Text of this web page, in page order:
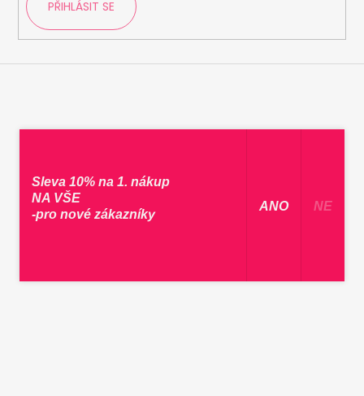
PŘIHLÁSIT SE
Sleva 10% na 1. nákup
NA VŠE
-pro nové zákazníky
​ ANO ​ NE